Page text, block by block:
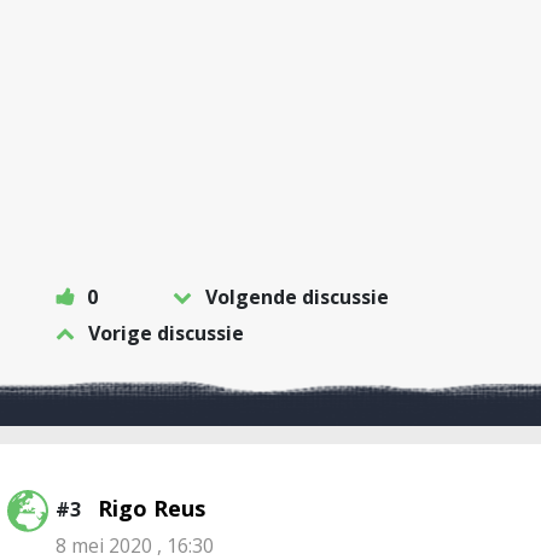
0
Volgende discussie
Vorige discussie
#3 Rigo Reus
8 mei 2020 , 16:30